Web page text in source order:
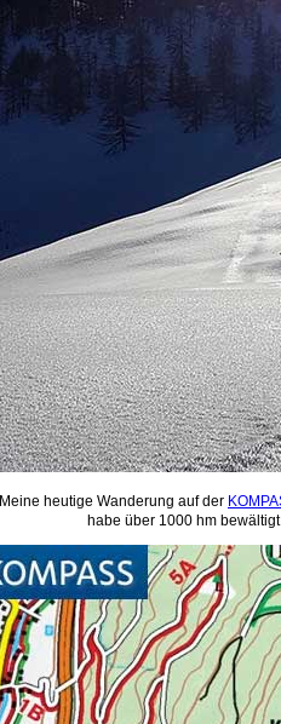
Meine heutige Wanderung auf der
habe über 1000 hm